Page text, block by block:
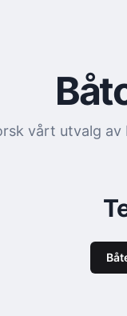
vårt utvalg av